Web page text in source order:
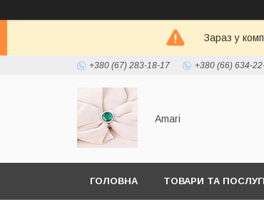
Зараз у
+380 (67) 283-18-17 +380 (66) 634-
Amari
ГОЛОВНА ТОВАРИ ТА